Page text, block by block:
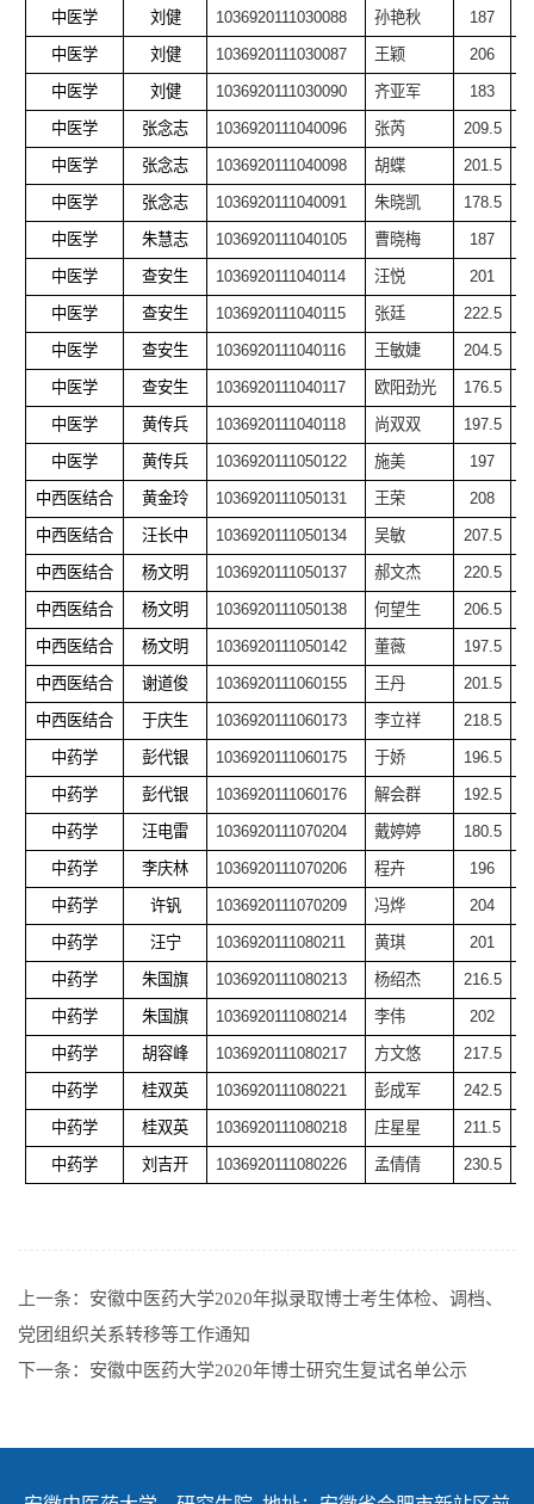
中医学 刘健 1036920111030088 孙艳秋 187
中医学 刘健 1036920111030087 王颖 206
中医学 刘健 1036920111030090 齐亚军 183
中医学 张念志 1036920111040096 张芮 209.5
中医学 张念志 1036920111040098 胡蝶 201.5
中医学 张念志 1036920111040091 朱晓凯 178.5
中医学 朱慧志 1036920111040105 曹晓梅 187
中医学 查安生 1036920111040114 汪悦 201
中医学 查安生 1036920111040115 张廷 222.5
中医学 查安生 1036920111040116 王敏婕 204.5
中医学 查安生 1036920111040117 欧阳劲光 176.5
中医学 黄传兵 1036920111040118 尚双双 197.5
中医学 黄传兵 1036920111050122 施美 197
中西医结合 黄金玲 1036920111050131 王荣 208
中西医结合 汪长中 1036920111050134 吴敏 207.5
中西医结合 杨文明 1036920111050137 郝文杰 220.5
中西医结合 杨文明 1036920111050138 何望生 206.5
中西医结合 杨文明 1036920111050142 董薇 197.5
中西医结合 谢道俊 1036920111060155 王丹 201.5
中西医结合 于庆生 1036920111060173 李立祥 218.5
中药学 彭代银 1036920111060175 于娇 196.5
中药学 彭代银 1036920111060176 解会群 192.5
中药学 汪电雷 1036920111070204 戴婷婷 180.5
中药学 李庆林 1036920111070206 程卉 196
中药学 许钒 1036920111070209 冯烨 204
中药学 汪宁 1036920111080211 黄琪 201
中药学 朱国旗 1036920111080213 杨绍杰 216.5
中药学 朱国旗 1036920111080214 李伟 202
中药学 胡容峰 1036920111080217 方文悠 217.5
中药学 桂双英 1036920111080221 彭成军 242.5
中药学 桂双英 1036920111080218 庄星星 211.5
中药学 刘吉开 1036920111080226 孟倩倩 230.5
上一条： 安徽中医药大学2020年拟录取博士考生体检、调档、
党团组织关系转移等工作通知
下一条： 安徽中医药大学2020年博士研究生复试名单公示